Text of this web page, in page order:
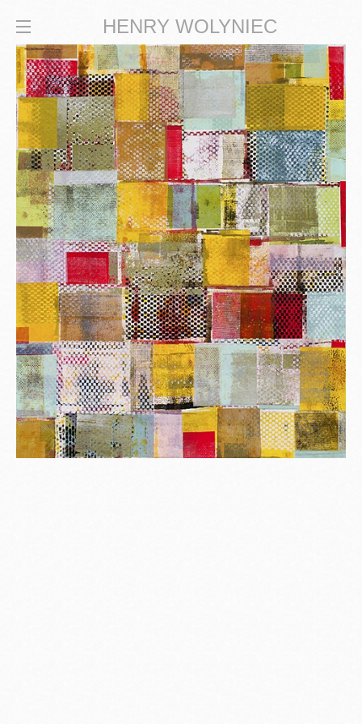
HENRY WOLYNIEC